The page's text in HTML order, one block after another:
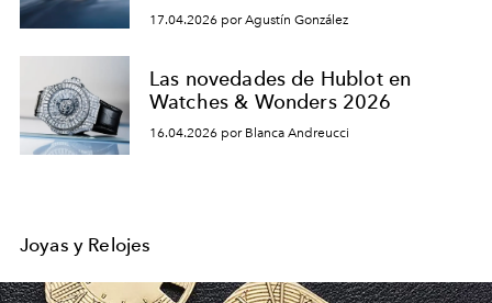
17.04.2026 por Agustín González
Las novedades de Hublot en
Watches & Wonders 2026
16.04.2026 por Blanca Andreucci
Joyas y Relojes